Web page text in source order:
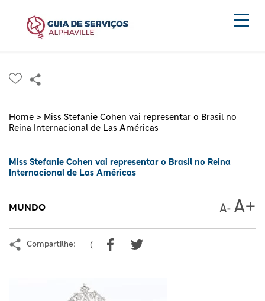
Home > Miss Stefanie Cohen vai representar o Brasil no
Reina Internacional de Las Américas
Miss Stefanie Cohen vai representar o Brasil no Reina
Internacional de Las Américas
MUNDO
Compartilhe: (